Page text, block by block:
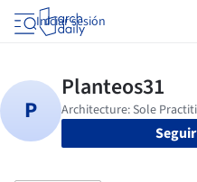
Iniciar sesión
Seguir